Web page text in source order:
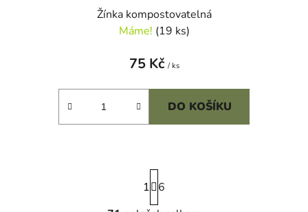
Žínka kompostovatelná
Máme! (19 ks)
75 Kč / ks
DO KOŠÍKU
S
t
r
1
6